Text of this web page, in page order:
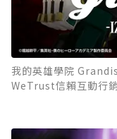
我的英雄學院
WeTrust信賴互動行